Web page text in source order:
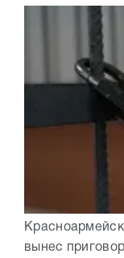
вынес